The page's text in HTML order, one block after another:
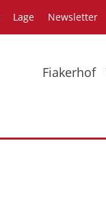
Lage Newsletter
Fiakerhof